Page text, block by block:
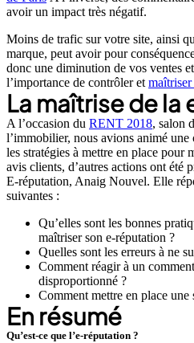
avoir un impact très négatif.
Moins de trafic sur votre site, ainsi
marque, peut avoir pour
donc une diminution de vos ventes
l’importance de contrôler et
La maîtrise de
A l’occasion du RENT 2018, salon
l’immobilier, nous avions animé une
les stratégies à mettre en place pour
avis clients, d’autres actions ont été
E-réputation, Anaig Nouvel. Elle
suivantes :
Qu’elles sont les bonnes
maîtriser son e-réputation ?
Quelles sont les erreurs à ne
Comment réagir à un
disproportionné ?
Comment mettre en place une
En résumé
Qu’est-ce que l’e-réputation ?